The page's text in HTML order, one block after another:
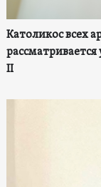
Католикос всех
II